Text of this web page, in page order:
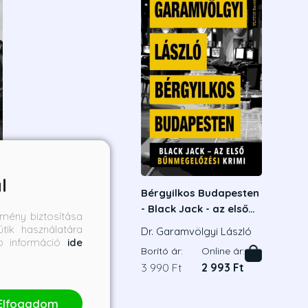
Bérgyilkos Budapesten
- Black Jack - az első
Dr. Garamvölgyi László
Borító ár:
3 990 Ft
Online ár:
2 993 Ft
biztosítása
használatára
információ ide